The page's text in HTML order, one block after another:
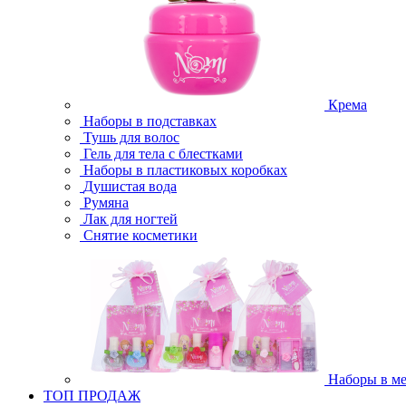
Крема
Наборы в подставках
Тушь для волос
Гель для тела с блестками
Наборы в пластиковых коробках
Душистая вода
Румяна
Лак для ногтей
Снятие косметики
Наборы в
ТОП ПРОДАЖ